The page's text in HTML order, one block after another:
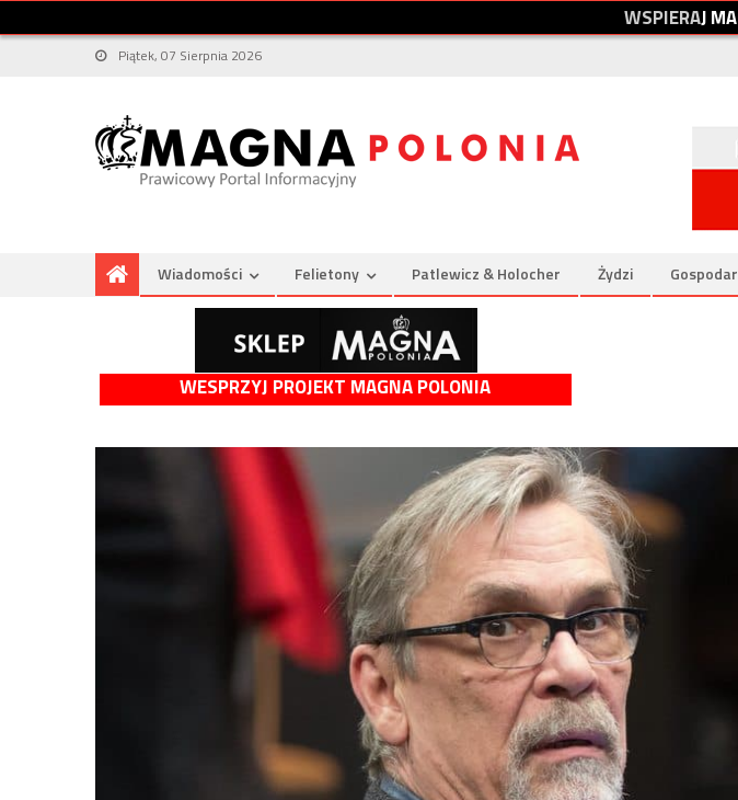
WSPIERAJMA
Piątek, 07 Sierpnia 2026
Wiadomości Felietony Patlewicz & Holocher Żydzi
WESPRZYJ PROJEKT MAGNA POLONIA